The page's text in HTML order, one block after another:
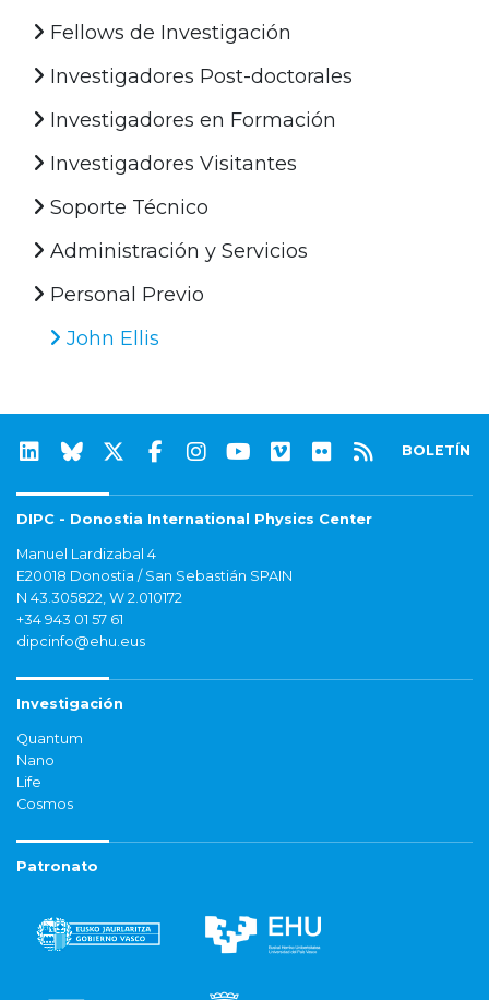
Fellows de Investigación
Investigadores Post-doctorales
Investigadores en Formación
Investigadores Visitantes
Soporte Técnico
Administración y Servicios
Personal Previo
John Ellis
BOLETÍN
DIPC - Donostia International Physics Center
Manuel Lardizabal 4
E20018 Donostia / San Sebastián SPAIN
N 43.305822, W 2.010172
+34 943 01 57 61
dipcinfo@ehu.eus
Investigación
Quantum
Nano
Life
Cosmos
Patronato